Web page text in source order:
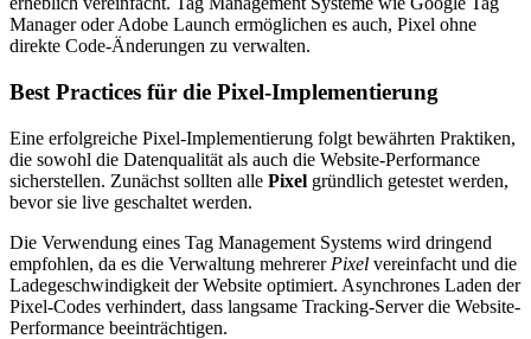
Manager oder Adobe Launch ermöglichen es auch, Pixel ohne
direkte Code-Änderungen zu verwalten.
Best Practices für die Pixel-Implementierung
Eine erfolgreiche Pixel-Implementierung folgt bewährten Praktiken,
die sowohl die Datenqualität als auch die Website-Performance
sicherstellen. Zunächst sollten alle Pixel gründlich getestet werden,
bevor sie live geschaltet werden.
Die Verwendung eines Tag Management Systems wird dringend
empfohlen, da es die Verwaltung mehrerer Pixel vereinfacht und die
Ladegeschwindigkeit der Website optimiert. Asynchrones Laden der
Pixel-Codes verhindert, dass langsame Tracking-Server die Website-
Performance beeinträchtigen.